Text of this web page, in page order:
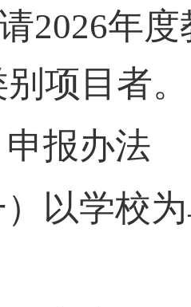
2026年
项目者。
报办法
）以学校